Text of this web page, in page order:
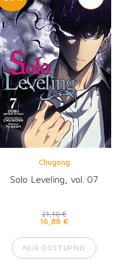
Chugong
Solo Leveling, vol. 07
21,10 €
16,88 €
NIJE DOSTUPNO